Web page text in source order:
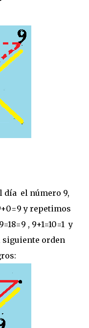
día el número 9,
y repetimos
, 9+1=10=1 y
siguiente orden